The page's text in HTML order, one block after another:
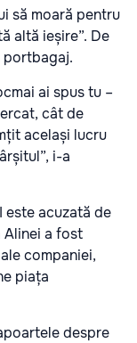
să moară pentru
altă ieșire”. De
portbagaj.
ai spus tu –
cât de
același lucru
i-a
este acuzată de
Alinei a fost
companiei,
piața
despre